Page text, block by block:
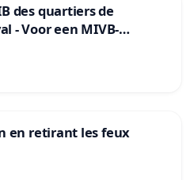
des quartiers de
- Voor een MIVB-
Strombeek en Het
en retirant les feux